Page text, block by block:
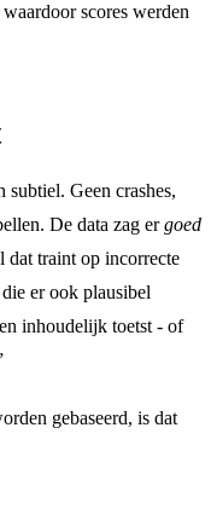
scores werden
Geen crashes,
De data zag ergoed
dat traint op incorrecte
er ook plausibel
inhoudelijk toetst - of
gebaseerd, is dat